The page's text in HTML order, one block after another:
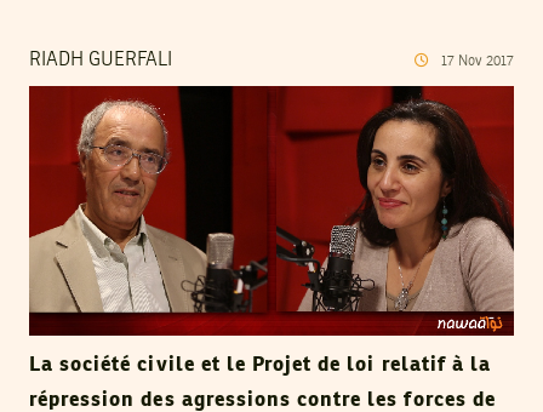
RIADH GUERFALI 17 Nov 2017
La société civile et le Projet de loi relatif à la
répression des agressions contre les forces de